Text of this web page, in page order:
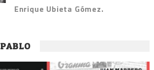
Enrique Ubieta Gómez.